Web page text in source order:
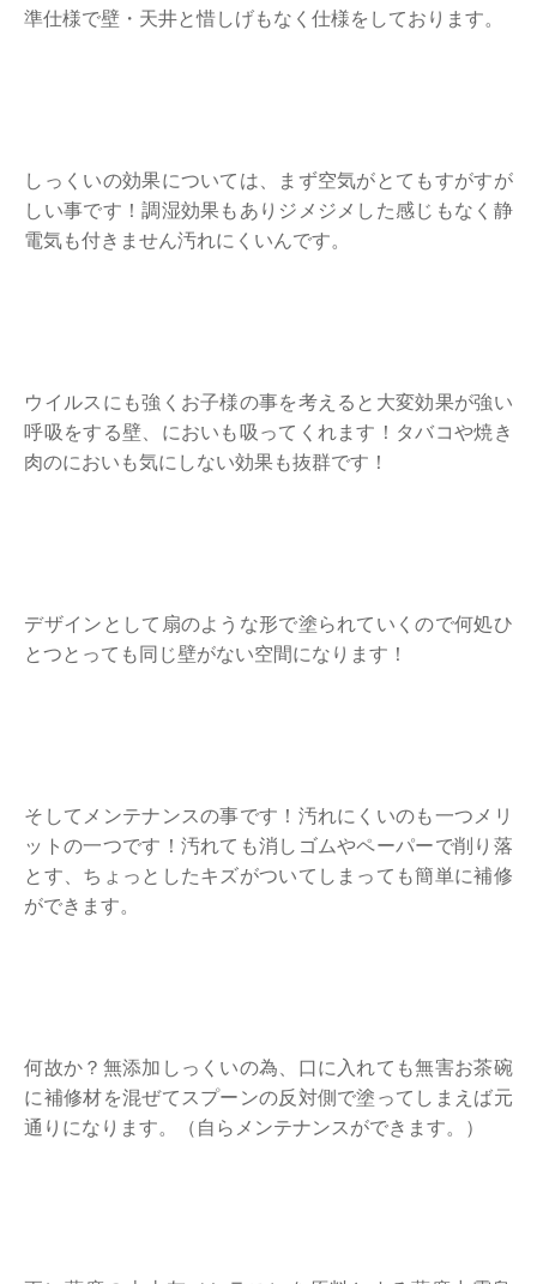
準仕様で壁・天井と惜しげもなく仕様をしております。
しっくいの効果については、まず空気がとてもすがすが
しい事です！調湿効果もありジメジメした感じもなく静
電気も付きません汚れにくいんです。
ウイルスにも強くお子様の事を考えると大変効果が強い
呼吸をする壁、においも吸ってくれます！タバコや焼き
肉のにおいも気にしない効果も抜群です！
デザインとして扇のような形で塗られていくので何処ひ
とつとっても同じ壁がない空間になります！
そしてメンテナンスの事です！汚れにくいのも一つメリ
ットの一つです！汚れても消しゴムやペーパーで削り落
とす、ちょっとしたキズがついてしまっても簡単に補修
ができます。
何故か？無添加しっくいの為、口に入れても無害お茶碗
に補修材を混ぜてスプーンの反対側で塗ってしまえば元
通りになります。（自らメンテナンスができます。）